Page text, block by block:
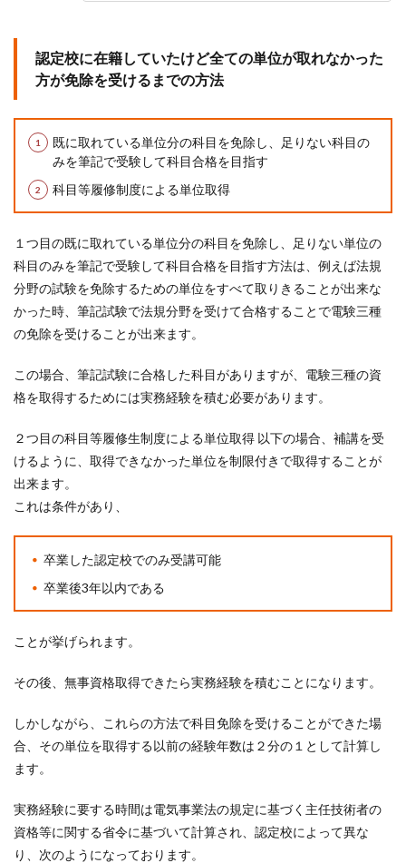
認定校に在籍していたけど全ての単位が取れなかった
方が免除を受けるまでの方法
既に取れている単位分の科目を免除し、足りない科目の
みを筆記で受験して科目合格を目指す
科目等履修制度による単位取得
１つ目の既に取れている単位分の科目を免除し、足りない単位の
科目のみを筆記で受験して科目合格を目指す方法は、例えば法規
分野の試験を免除するための単位をすべて取りきることが出来な
かった時、筆記試験で法規分野を受けて合格することで電験三種
の免除を受けることが出来ます。
この場合、筆記試験に合格した科目がありますが、電験三種の資
格を取得するためには実務経験を積む必要があります。
２つ目の科目等履修生制度による単位取得 以下の場合、補講を受
けるように、取得できなかった単位を制限付きで取得することが
出来ます。
これは条件があり、
卒業した認定校でのみ受講可能
卒業後3年以内である
ことが挙げられます。
その後、無事資格取得できたら実務経験を積むことになります。
しかしながら、これらの方法で科目免除を受けることができた場
合、 その単位を取得する以前の経験年数は２分の１として計算し
ます。
実務経験に要する時間は電気事業法の規定に基づく主任技術者の
資格等に関する省令に基づいて計算され、認定校によって異な
り、次のようになっております。